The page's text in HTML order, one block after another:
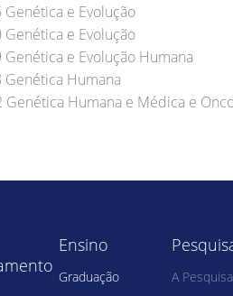
Genética e Evolução
Genética e Evolução
Genética e Evolução Humana
Genética Humana
Genética Humana e Médica e
Ensino
Graduação
A Pesquisa